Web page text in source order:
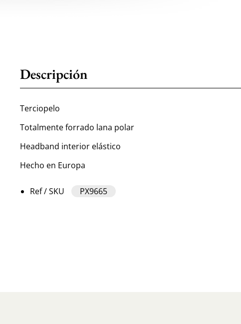
Descripción
Terciopelo
Totalmente forrado lana polar
Headband interior elástico
Hecho en Europa
Ref / SKU PX9665